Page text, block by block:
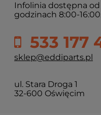
Infolinia dostępna
godzinach 8:00-16:00.
533 177
sklep@eddiparts.pl
ul. Stara Droga 1
32-600 Oświęcim